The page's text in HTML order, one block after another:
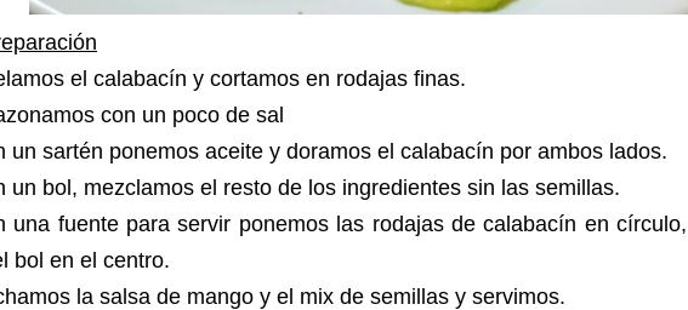
el calabacín y cortamos en rodajas finas.
con un poco de sal
un sartén ponemos aceite y doramos el calabacín por ambos lados.
un bol, mezclamos el resto de los ingredientes sin las semillas.
una fuente para servir ponemos las rodajas de calabacín en
bol en el centro.
la salsa de mango y el mix de semillas y servimos.